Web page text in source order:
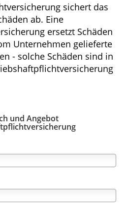
sichert das
ab. Eine
ersetzt Schäden
Unternehmen gelieferte
- solche Schäden sind in
und Angebot